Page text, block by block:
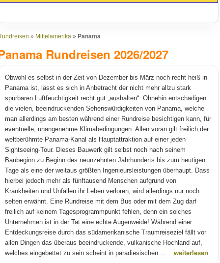
» Mittelamerika » Panama
Rundreisen 2026/2027
Obwohl es selbst in der Zeit von Dezember bis März noch recht heiß in
Panama ist, lässt es sich in Anbetracht der nicht mehr allzu stark
spürbaren Luftfeuchtigkeit recht gut „aushalten“. Ohnehin entschädigen
die vielen, beeindruckenden Sehenswürdigkeiten von Panama, welche
man allerdings am besten während einer Rundreise besichtigen kann, für
eventuelle, unangenehme Klimabedingungen. Allen voran gilt freilich der
weltberühmte Panama-Kanal als Hauptattraktion auf einer jeden
Sightseeing-Tour. Dieses Bauwerk gilt selbst noch nach seinem
Baubeginn zu Beginn des neunzehnten Jahrhunderts bis zum heutigen
Tage als eine der weitaus größten Ingenieursleistungen überhaupt. Dass
hierbei jedoch mehr als fünftausend Menschen aufgrund von
Krankheiten und Unfällen ihr Leben verloren, wird allerdings nur noch
selten erwähnt. Eine Rundreise mit dem Bus oder mit dem Zug darf
freilich auf keinem Tagesprogrammpunkt fehlen, denn ein solches
Unternehmen ist in der Tat eine echte Augenweide! Während einer
Entdeckungsreise durch das südamerikanische Traumreiseziel fällt vor
allen Dingen das überaus beeindruckende, vulkanische Hochland auf,
welches eingebettet zu sein scheint in paradiesischen ... weiterlesen